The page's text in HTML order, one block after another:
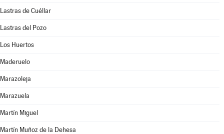
Lastras de Cuéllar
Lastras del Pozo
Los Huertos
Maderuelo
Marazoleja
Marazuela
Martín Miguel
Martín Muñoz de la Dehesa